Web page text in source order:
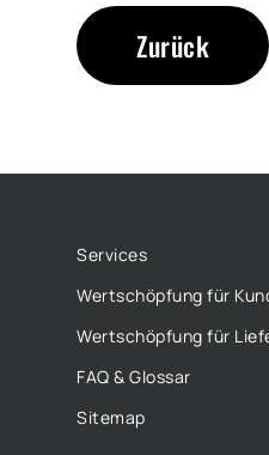
Zurück
Services
Wertschöpfung für
Wertschöpfung für
FAQ & Glossar
Sitemap